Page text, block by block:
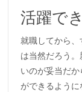
活躍で
就職してから
は当然だろう
いのが妥当だ
ができるよう